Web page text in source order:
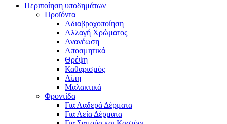
Περιποίηση υποδημάτων
Προϊόντα
Αδιαβροχοποίηση
Αλλαγή Χρώματος
Ανανέωση
Αποσμητικά
Θρέψη
Καθαρισμός
Λίπη
Μαλακτικά
Φροντίδα
Για Λαδερά Δέρματα
Για Λεία Δέρματα